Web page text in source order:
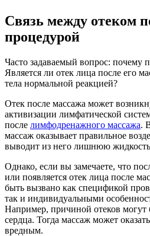
Связь между отеком
процедурой
Часто задаваемый вопрос: почему
Является ли отек лица после его
тела нормальной реакцией?
Отек после массажа может
активизации лимфатической
после лимфодренажного массажа.
массаж оказывает правильное
выводит из него лишнюю
Однако, если вы замечаете, что
или появляется отек лица после
быть вызвано как спецификой
так и индивидуальными
Например, причиной отеков могут
сердца. Тогда массаж может
вредным.